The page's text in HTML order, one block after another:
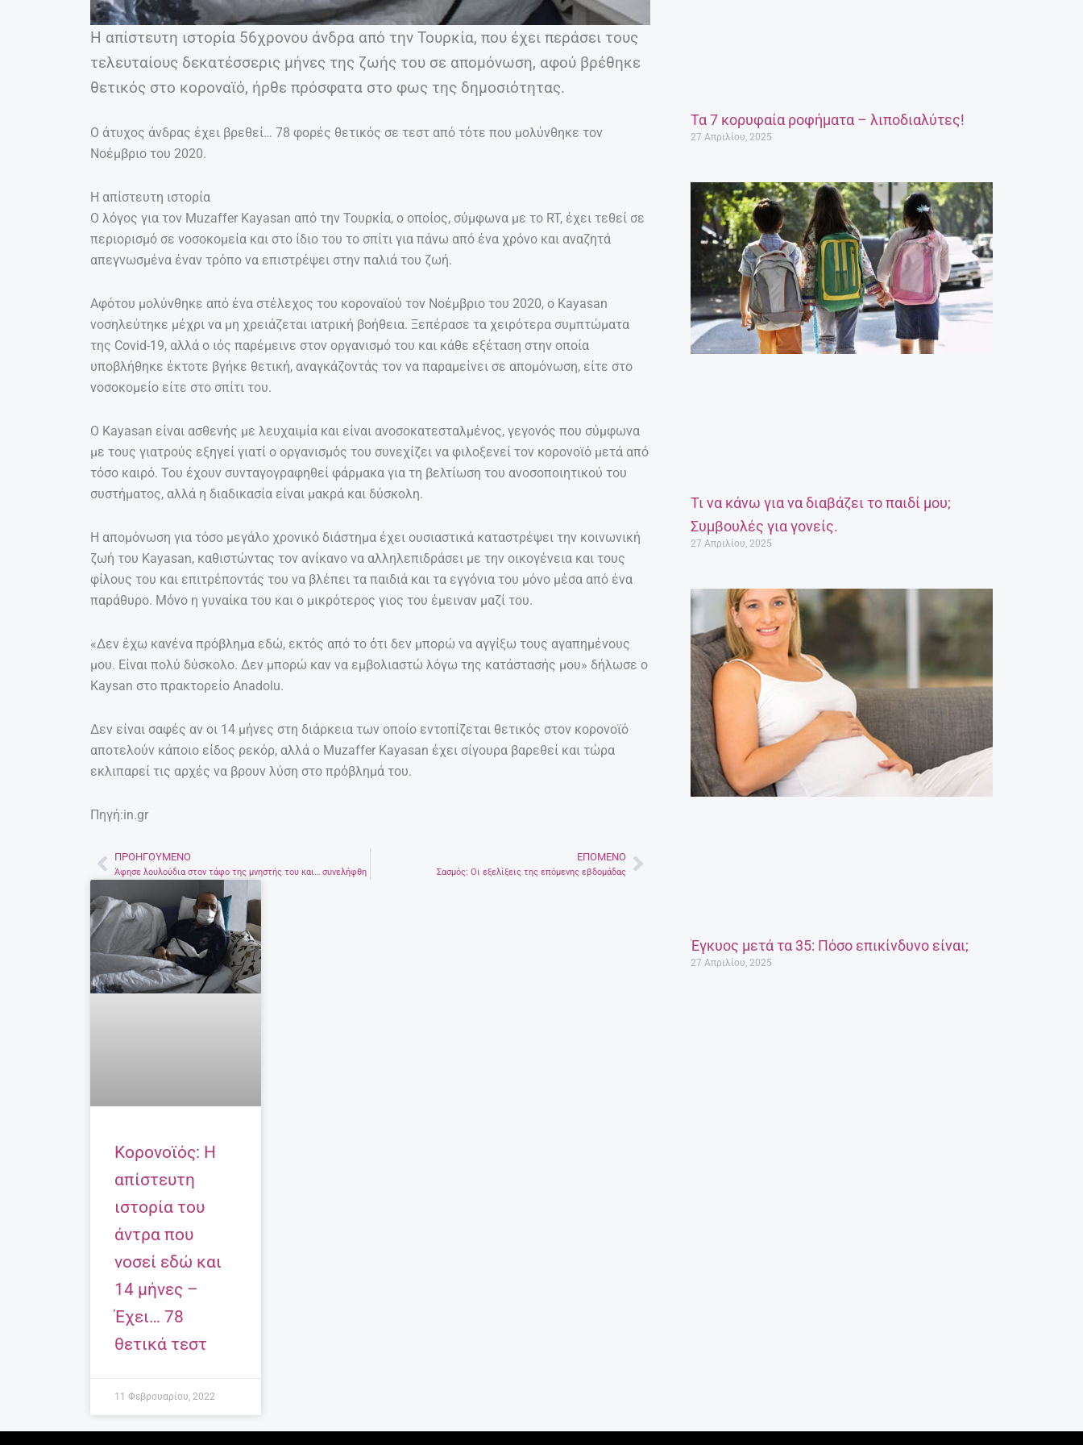
Η απίστευτη ιστορία 56χρονου άνδρα από την Τουρκία, που έχει περάσει τους
τελευταίους δεκατέσσερις μήνες της ζωής του σε απομόνωση, αφού βρέθηκε
θετικός στο κοροναϊό, ήρθε πρόσφατα στο φως της δημοσιότητας.
Ο άτυχος άνδρας έχει βρεθεί… 78 φορές θετικός σε τεστ από τότε που μολύνθηκε τον
Νοέμβριο του 2020.
Η απίστευτη ιστορία
Ο λόγος για τον Muzaffer Kayasan από την Τουρκία, ο οποίος, σύμφωνα με το RT, έχει τεθεί σε
περιορισμό σε νοσοκομεία και στο ίδιο του το σπίτι για πάνω από ένα χρόνο και αναζητά
απεγνωσμένα έναν τρόπο να επιστρέψει στην παλιά του ζωή.
Αφότου μολύνθηκε από ένα στέλεχος του κοροναϊού τον Νοέμβριο του 2020, ο Kayasan
νοσηλεύτηκε μέχρι να μη χρειάζεται ιατρική βοήθεια. Ξεπέρασε τα χειρότερα συμπτώματα
της Covid-19, αλλά ο ιός παρέμεινε στον οργανισμό του και κάθε εξέταση στην οποία
υποβλήθηκε έκτοτε βγήκε θετική, αναγκάζοντάς τον να παραμείνει σε απομόνωση, είτε στο
νοσοκομείο είτε στο σπίτι του.
Ο Kayasan είναι ασθενής με λευχαιμία και είναι ανοσοκατεσταλμένος, γεγονός που σύμφωνα
με τους γιατρούς εξηγεί γιατί ο οργανισμός του συνεχίζει να φιλοξενεί τον κορονοϊό μετά από
τόσο καιρό. Του έχουν συνταγογραφηθεί φάρμακα για τη βελτίωση του ανοσοποιητικού του
συστήματος, αλλά η διαδικασία είναι μακρά και δύσκολη.
Η απομόνωση για τόσο μεγάλο χρονικό διάστημα έχει ουσιαστικά καταστρέψει την κοινωνική
ζωή του Kayasan, καθιστώντας τον ανίκανο να αλληλεπιδράσει με την οικογένεια και τους
φίλους του και επιτρέποντάς του να βλέπει τα παιδιά και τα εγγόνια του μόνο μέσα από ένα
παράθυρο. Μόνο η γυναίκα του και ο μικρότερος γιος του έμειναν μαζί του.
«Δεν έχω κανένα πρόβλημα εδώ, εκτός από το ότι δεν μπορώ να αγγίξω τους αγαπημένους
μου. Είναι πολύ δύσκολο. Δεν μπορώ καν να εμβολιαστώ λόγω της κατάστασής μου» δήλωσε ο
Kaysan στο πρακτορείο Anadolu.
Δεν είναι σαφές αν οι 14 μήνες στη διάρκεια των οποίο εντοπίζεται θετικός στον κορονοϊό
αποτελούν κάποιο είδος ρεκόρ, αλλά ο Muzaffer Kayasan έχει σίγουρα βαρεθεί και τώρα
εκλιπαρεί τις αρχές να βρουν λύση στο πρόβλημά του.
Πηγή:in.gr
Prev
ΠΡΟΗΓΟΎΜΕΝΟ
Άφησε λουλούδια στον τάφο της μνηστής του και… συνελήφθη
ΕΠΌΜΕΝΟ
Σασμός: Οι εξελίξεις της επόμενης εβδομάδαςNext
Κορονοϊός: Η
απίστευτη
ιστορία του
άντρα που
νοσεί εδώ και
14 μήνες –
Έχει… 78
θετικά τεστ
11 Φεβρουαρίου, 2022
Τα 7 κορυφαία ροφήματα – λιποδιαλύτες!
27 Απριλίου, 2025
Τι να κάνω για να διαβάζει το παιδί μου;
Συμβουλές για γονείς.
27 Απριλίου, 2025
Έγκυος μετά τα 35: Πόσο επικίνδυνο είναι;
27 Απριλίου, 2025